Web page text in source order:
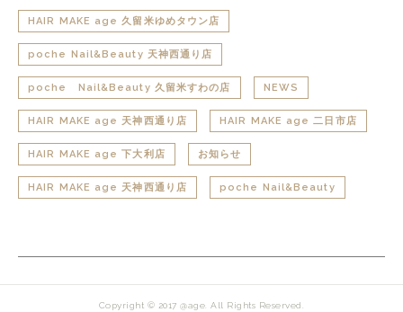
HAIR MAKE age 久留米ゆめタウン店
poche Nail&Beauty 天神西通り店
poche Nail&Beauty 久留米すわの店 NEWS
HAIR MAKE age 天神西通り店 HAIR MAKE age 二日市店
HAIR MAKE age 下大利店 お知らせ
HAIR MAKE age 天神西通り店 poche Nail&Beauty
Copyright © 2017 @age. All Rights Reserved.